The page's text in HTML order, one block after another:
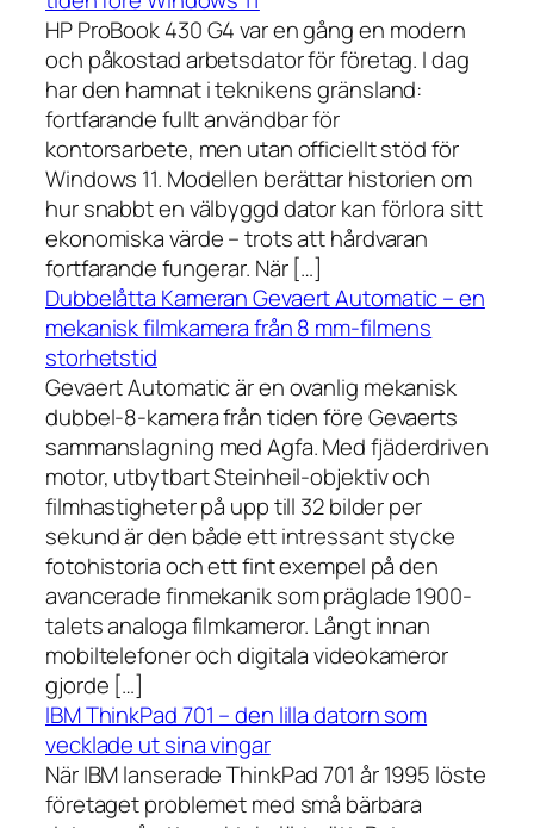
HP ProBook 430 G4 var en gång en modern
och påkostad arbetsdator för företag. I dag
har den hamnat i teknikens gränsland:
fortfarande fullt användbar för
kontorsarbete, men utan officiellt stöd för
Windows 11. Modellen berättar historien om
hur snabbt en välbyggd dator kan förlora sitt
ekonomiska värde – trots att hårdvaran
fortfarande fungerar. När […]
Dubbelåtta Kameran Gevaert Automatic – en
mekanisk filmkamera från 8 mm-filmens
storhetstid
Gevaert Automatic är en ovanlig mekanisk
dubbel-8-kamera från tiden före Gevaerts
sammanslagning med Agfa. Med fjäderdriven
motor, utbytbart Steinheil-objektiv och
filmhastigheter på upp till 32 bilder per
sekund är den både ett intressant stycke
fotohistoria och ett fint exempel på den
avancerade finmekanik som präglade 1900-
talets analoga filmkameror. Långt innan
mobiltelefoner och digitala videokameror
gjorde […]
IBM ThinkPad 701 – den lilla datorn som
vecklade ut sina vingar
När IBM lanserade ThinkPad 701 år 1995 löste
företaget problemet med små bärbara